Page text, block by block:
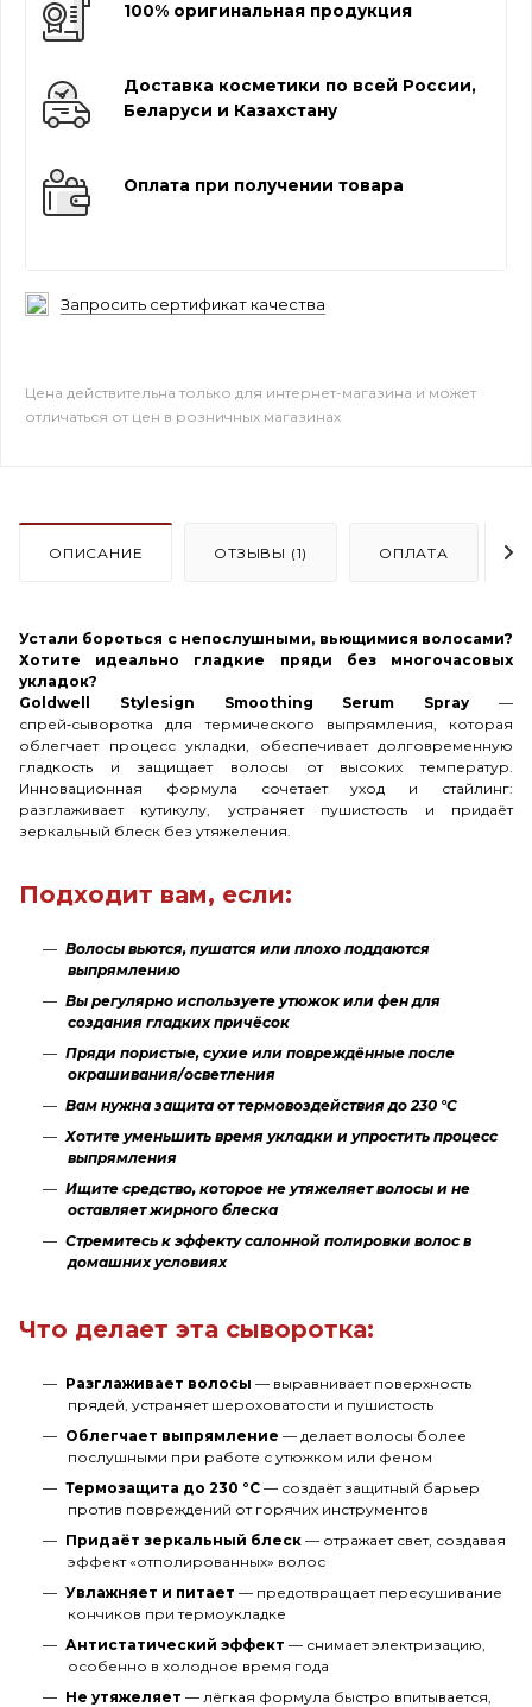
100% оригинальная продукция
Доставка косметики по всей России,
Беларуси и Казахстану
Оплата при получении товара
Запросить сертификат качества
Цена действительна только для интернет-магазина и может
отличаться от цен в розничных магазинах
ОПИСАНИЕ ОТЗЫВЫ (1) ОПЛАТА
Устали бороться с непослушными, вьющимися волосами?
Хотите идеально гладкие пряди без многочасовых
укладок?
Goldwell Stylesign Smoothing Serum Spray —
спрей‑сыворотка для термического выпрямления, которая
облегчает процесс укладки, обеспечивает долговременную
гладкость и защищает волосы от высоких температур.
Инновационная формула сочетает уход и стайлинг:
разглаживает кутикулу, устраняет пушистость и придаёт
зеркальный блеск без утяжеления.
Подходит вам, если:
Волосы вьются, пушатся или плохо поддаются
выпрямлению
Вы регулярно используете утюжок или фен для
создания гладких причёсок
Пряди пористые, сухие или повреждённые после
окрашивания/осветления
Вам нужна защита от термовоздействия до 230 °C
Хотите уменьшить время укладки и упростить процесс
выпрямления
Ищите средство, которое не утяжеляет волосы и не
оставляет жирного блеска
Стремитесь к эффекту салонной полировки волос в
домашних условиях
Что делает эта сыворотка:
Разглаживает волосы — выравнивает поверхность
прядей, устраняет шероховатости и пушистость
Облегчает выпрямление — делает волосы более
послушными при работе с утюжком или феном
Термозащита до 230 °C — создаёт защитный барьер
против повреждений от горячих инструментов
Придаёт зеркальный блеск — отражает свет, создавая
эффект «отполированных» волос
Увлажняет и питает — предотвращает пересушивание
кончиков при термоукладке
Антистатический эффект — снимает электризацию,
особенно в холодное время года
Не утяжеляет — лёгкая формула быстро впитывается,